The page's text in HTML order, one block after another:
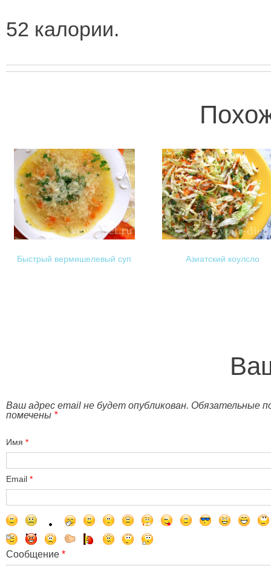
52 калории.
Быстрый вермишелевый суп Азиатский коулсло
Ваш адрес email не будет опубликован. Обязательные
помечены *
Имя *
Email *
Сообщение *